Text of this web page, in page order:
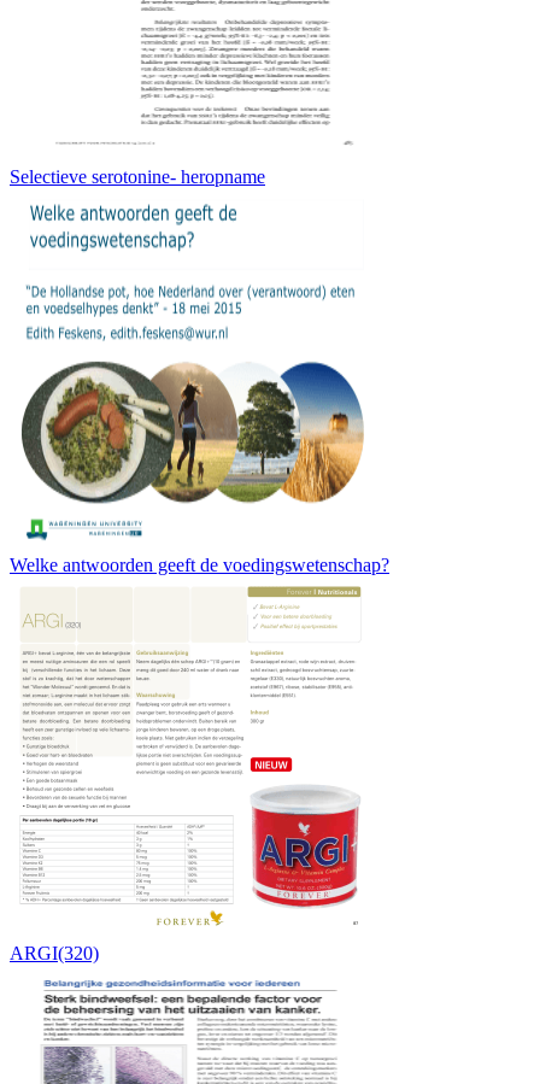
Selectieve serotonine- heropname
Welke antwoorden geeft de voedingswetenschap?
ARGI(320)